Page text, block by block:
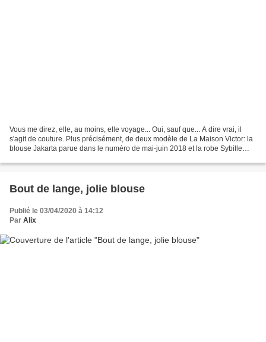
Vous me direz, elle, au moins, elle voyage... Oui, sauf que... A dire vrai, il
s'agit de couture. Plus précisément, de deux modèle de La Maison Victor: la
blouse Jakarta parue dans le numéro de mai-juin 2018 et la robe Sybille
Bout de lange, jolie blouse
Publié le 03/04/2020 à 14:12
Par Alix